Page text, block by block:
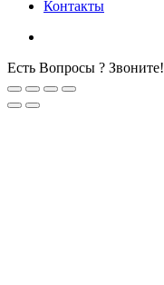
Контакты
Есть Вопросы ? Звоните!